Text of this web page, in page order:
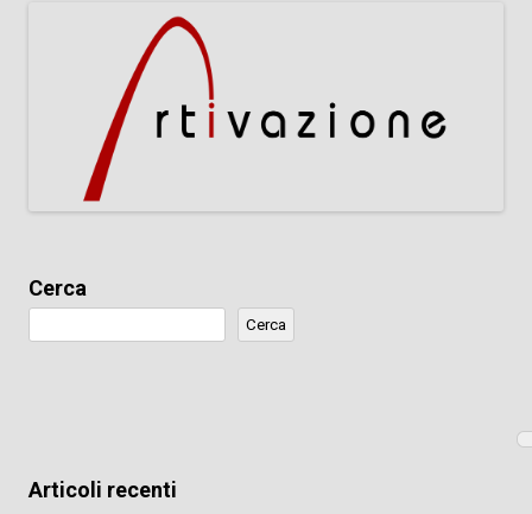
Cerca
Cerca
Articoli recenti